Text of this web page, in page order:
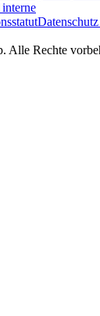
interne
Alle Rechte